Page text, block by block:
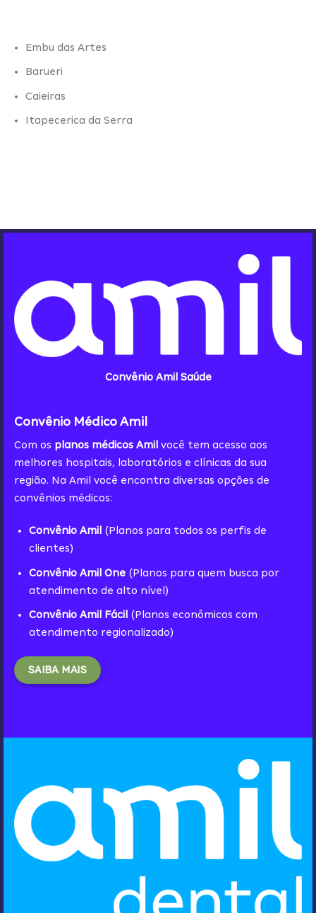
Embu das Artes
Barueri
Caieiras
Itapecerica da Serra
Convênio Amil Saúde
Convênio Médico Amil
Com os planos médicos Amil você tem acesso aos
melhores hospitais, laboratórios e clínicas da sua
região. Na Amil você encontra diversas opções de
convênios médicos:
Convênio Amil (Planos para todos os perfis de
clientes)
Convênio Amil One(Planos para quem busca por
atendimento de alto nível)
Convênio Amil Fácil (Planos econômicos com
atendimento regionalizado)
SAIBA MAIS